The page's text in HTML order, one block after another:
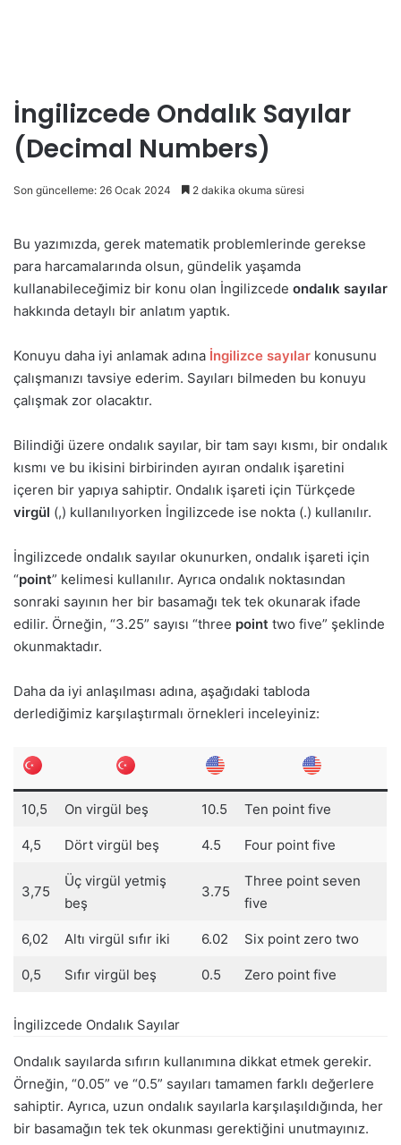
İngilizcede Ondalık Sayılar
(Decimal Numbers)
Son güncelleme: 26 Ocak 2024 2 dakika okuma süresi
Bu yazımızda, gerek matematik problemlerinde gerekse
para harcamalarında olsun, gündelik yaşamda
kullanabileceğimiz bir konu olan İngilizcede ondalık sayılar
hakkında detaylı bir anlatım yaptık.
Konuyu daha iyi anlamak adına İngilizce sayılar konusunu
çalışmanızı tavsiye ederim. Sayıları bilmeden bu konuyu
çalışmak zor olacaktır.
Bilindiği üzere ondalık sayılar, bir tam sayı kısmı, bir ondalık
kısmı ve bu ikisini birbirinden ayıran ondalık işaretini
içeren bir yapıya sahiptir. Ondalık işareti için Türkçede
virgül (,) kullanılıyorken İngilizcede ise nokta (.) kullanılır.
İngilizcede ondalık sayılar okunurken, ondalık işareti için
“point” kelimesi kullanılır. Ayrıca ondalık noktasından
sonraki sayının her bir basamağı tek tek okunarak ifade
edilir. Örneğin, “3.25” sayısı “three point two five” şeklinde
okunmaktadır.
Daha da iyi anlaşılması adına, aşağıdaki tabloda
derlediğimiz karşılaştırmalı örnekleri inceleyiniz:
10,5 On virgül beş 10.5 Ten point five
4,5 Dört virgül beş 4.5 Four point five
3,75
Üç virgül yetmiş
beş
3.75
Three point seven
five
6,02 Altı virgül sıfır iki 6.02 Six point zero two
0,5 Sıfır virgül beş 0.5 Zero point five
İngilizcede Ondalık Sayılar
Ondalık sayılarda sıfırın kullanımına dikkat etmek gerekir.
Örneğin, “0.05” ve “0.5” sayıları tamamen farklı değerlere
sahiptir. Ayrıca, uzun ondalık sayılarla karşılaşıldığında, her
bir basamağın tek tek okunması gerektiğini unutmayınız.